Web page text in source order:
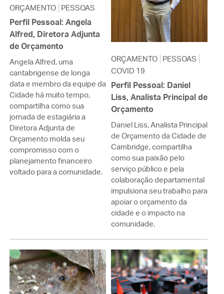
ORÇAMENTO PESSOAS
Perfil Pessoal: Angela
Alfred, Diretora Adjunta
de Orçamento
Angela Alfred, uma
cantabrigense de longa
data e membro da equipe da
Cidade há muito tempo,
compartilha como sua
jornada de estagiária a
Diretora Adjunta de
Orçamento molda seu
compromisso com o
planejamento financeiro
voltado para a comunidade.
ORÇAMENTO PESSOAS
COVID 19
Perfil Pessoal: Daniel
Liss, Analista Principal de
Orçamento
Daniel Liss, Analista Principal
de Orçamento da Cidade de
Cambridge, compartilha
como sua paixão pelo
serviço público e pela
colaboração departamental
impulsiona seu trabalho para
apoiar o orçamento da
cidade e o impacto na
comunidade.